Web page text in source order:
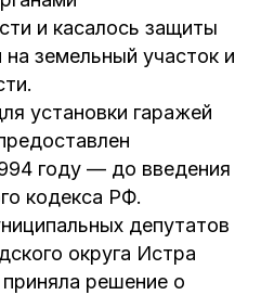
и касалось защиты
земельный участок и
установки гаражей
году — до введения
кодекса РФ.
депутатов
округа Истра
решение о